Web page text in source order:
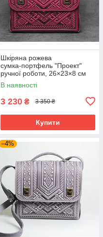
Шкіряна рожева
сумка‑портфель "Проект"
ручної роботи, 26×23×8 см
В наявності
3 230 ₴ 3 350 ₴
Купити
–4%